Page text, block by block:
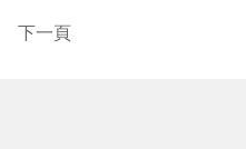
下一頁